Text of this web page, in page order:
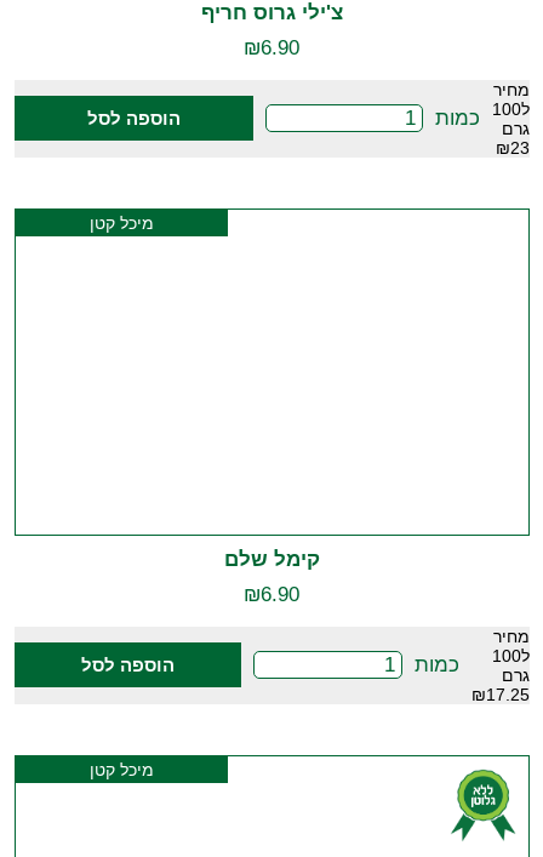
צ'ילי גרוס חריף
₪6.90
מחיר
ל100
גרם
₪23
כמות הוספה לסל
מיכל קטן
קימל שלם
₪6.90
מחיר
ל100
גרם
₪17.25
כמות הוספה לסל
מיכל קטן